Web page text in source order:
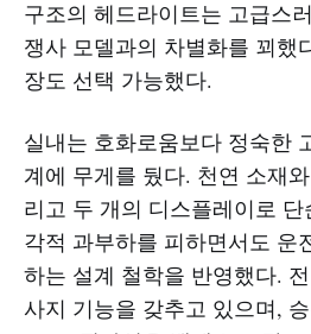
구조의 헤드라이트는 고급스
쟁사 모델과의 차별화를 꾀했
장도 선택 가능했다.
실내는 호화로움보다 정숙한
계에 무게를 뒀다. 천연 소재
리고 두 개의 디스플레이로
각적 과부하를 피하면서도 운
하는 설계 철학을 반영했다.
사지 기능을 갖추고 있으며,